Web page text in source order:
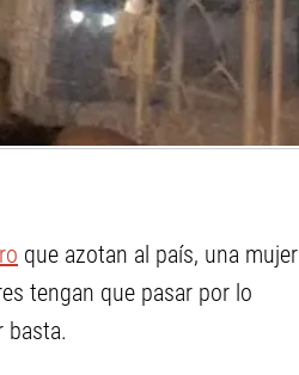
que azotan al país, una mujer
tengan que pasar por lo
basta.